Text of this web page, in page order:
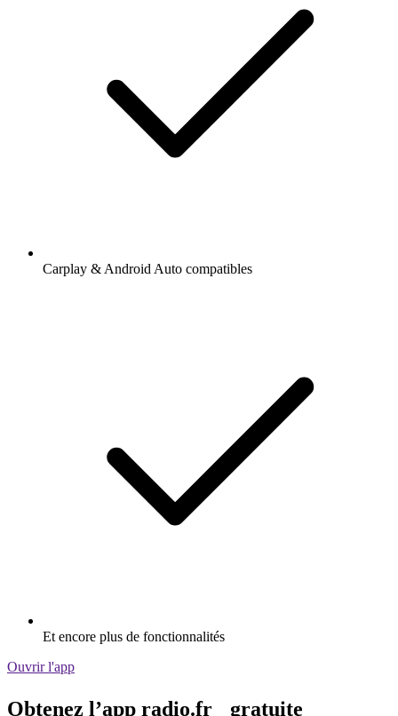
Carplay & Android Auto compatibles
Et encore plus de fonctionnalités
Ouvrir l'app
Obtenez l’app radio.fr gratuite